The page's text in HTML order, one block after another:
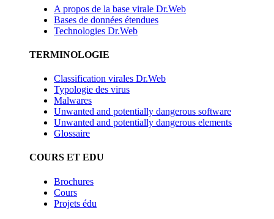
A propos de la base virale Dr.Web
Bases de données étendues
Technologies Dr.Web
TERMINOLOGIE
Classification virales Dr.Web
Typologie des virus
Malwares
Unwanted and potentially dangerous software
Unwanted and potentially dangerous elements
Glossaire
COURS ET EDU
Brochures
Cours
Projets édu